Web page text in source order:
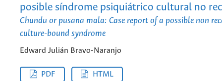
posible síndrome psiquiátrico cultural no
Chundu or pusana mala: Case report of a possible non
culture-bound syndrome
Edward Julián Bravo-Naranjo
PDF HTML